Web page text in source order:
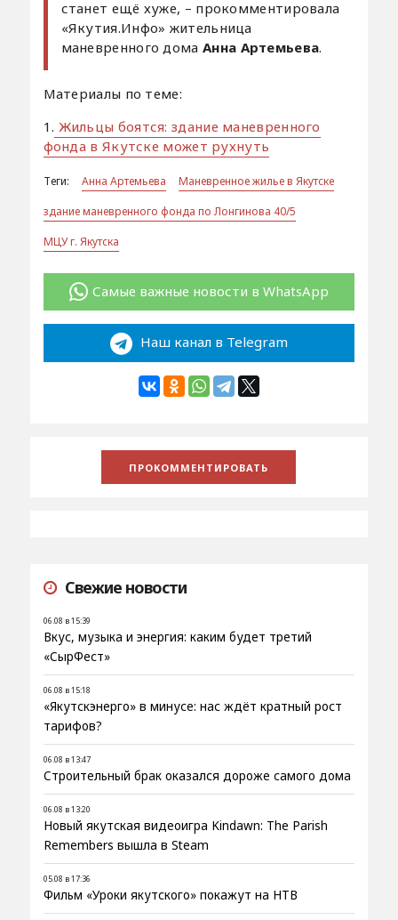
станет ещё хуже, – прокомментировала
«Якутия.Инфо» жительница
маневренного дома Анна Артемьева.
Материалы по теме:
1. Жильцы боятся: здание маневренного
фонда в Якутске может рухнуть
Теги: Анна Артемьева
Маневренное жилье в Якутске
здание маневренного фонда по Лонгинова 40/5
МЦУ г. Якутска
Самые важные новости в WhatsApp
Наш канал в Telegram
Свежие новости
06.08 в 15:39
Вкус, музыка и энергия: каким будет третий
«СырФест»
06.08 в 15:18
«Якутскэнерго» в минусе: нас ждёт кратный рост
тарифов?
06.08 в 13:47
Строительный брак оказался дороже самого дома
06.08 в 13:20
Новый якутская видеоигра Kindawn: The Parish
Remembers вышла в Steam
05.08 в 17:36
Фильм «Уроки якутского» покажут на НТВ